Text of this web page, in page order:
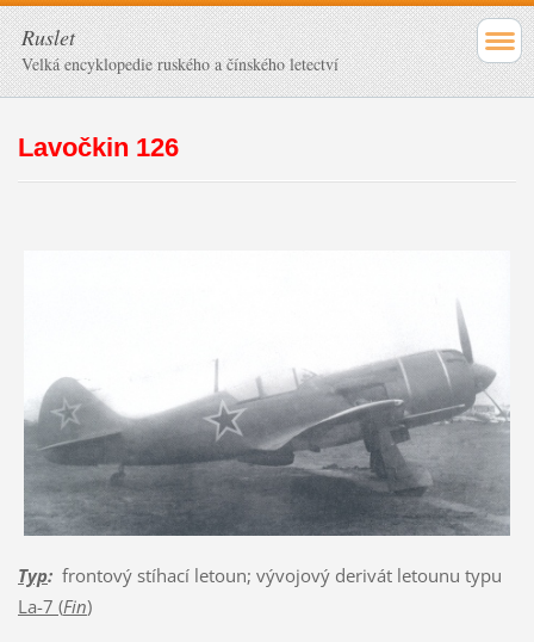
Ruslet
Velká encyklopedie ruského a čínského letectví
Lavočkin 126
Typ:frontový stíhací letoun; vývojový derivát letounu typu
La-7 (Fin)